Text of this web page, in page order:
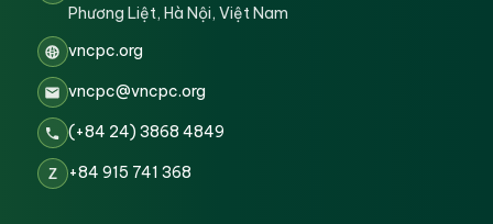
Phương Liệt, Hà Nội, Việt Nam
vncpc.org
vncpc@vncpc.org
(+84 24) 3868 4849
Z +84 915 741 368